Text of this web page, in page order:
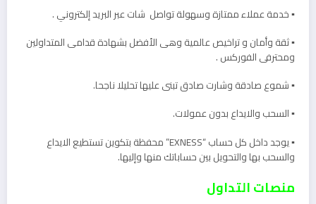
▪️ خدمة عملاء ممتازة وسهولة تواصل شات عبر البريد إلكتروني .
▪️ ثقة وأمان و تراخيص عالمية وهى الأفضل بشهادة قدامى المتداولين
ومحترفى الفوركس .
▪️ شموع صادقة وشارت صادق تبنى عليها تحليلا ناجحا.
▪️ السحب والايداع بدون عمولات.
▪️ يوجد داخل كل حساب “EXNESS” محفظة بتكوين تستطيع الايداع
والسحب بها والتحويل بين حساباتك منها وإليها.
منصات التداول